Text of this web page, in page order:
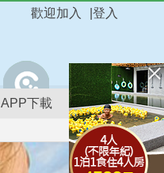
登入
歡迎加入
APP下載